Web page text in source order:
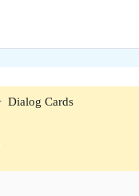
Dialog Cards